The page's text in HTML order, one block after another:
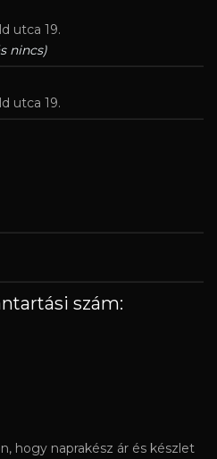
utca 19.
nincs)
utca 19.
szám:
hogy naprakész ár és készlet